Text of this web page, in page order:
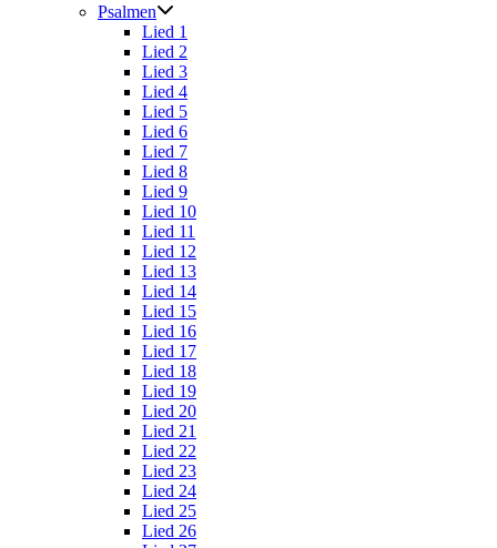
Psalmen
Lied 1
Lied 2
Lied 3
Lied 4
Lied 5
Lied 6
Lied 7
Lied 8
Lied 9
Lied 10
Lied 11
Lied 12
Lied 13
Lied 14
Lied 15
Lied 16
Lied 17
Lied 18
Lied 19
Lied 20
Lied 21
Lied 22
Lied 23
Lied 24
Lied 25
Lied 26